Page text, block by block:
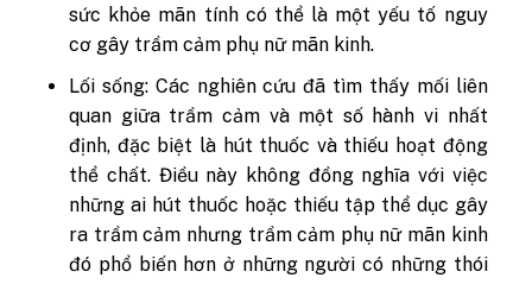
sức khỏe mãn tính có thể là một yếu tố nguy
cơ gây trầm cảm phụ nữ mãn kinh.
Lối sống: Các nghiên cứu đã tìm thấy mối liên
quan giữa trầm cảm và một số hành vi nhất
định, đặc biệt là hút thuốc và thiếu hoạt động
thể chất. Điều này không đồng nghĩa với việc
những ai hút thuốc hoặc thiếu tập thể dục gây
ra trầm cảm nhưng trầm cảm phụ nữ mãn kinh
đó phổ biến hơn ở những người có những thói